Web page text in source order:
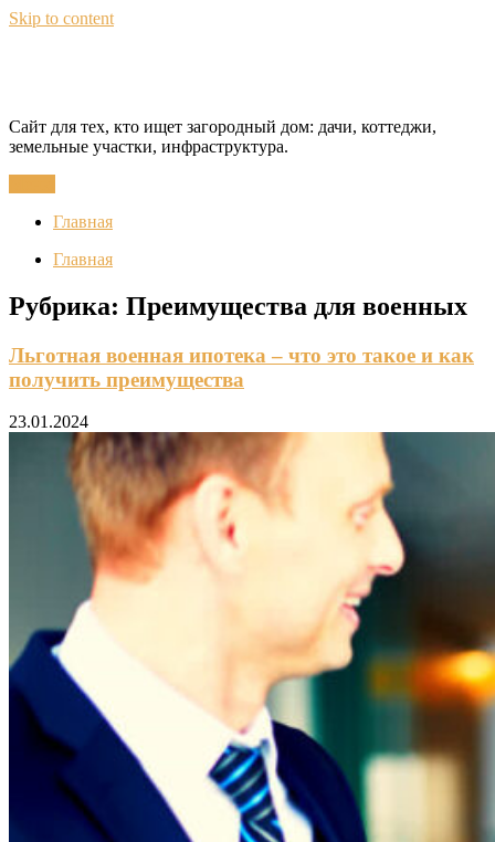
Skip to content
Сайт для тех, кто ищет загородный дом: дачи, коттеджи,
земельные участки, инфраструктура.
Главная
Главная
Рубрика: Преимущества для военных
Льготная военная ипотека – что это такое и как
получить преимущества
23.01.2024